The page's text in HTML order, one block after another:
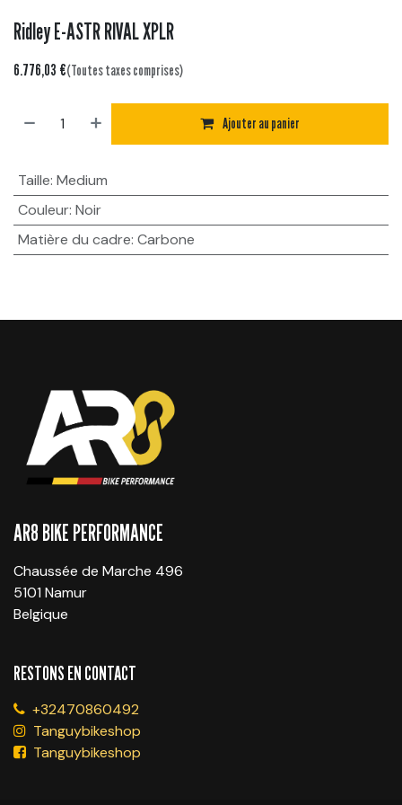
Ridley E-ASTR RIVAL XPLR
6.776,03 €(Toutes taxes comprises)
Ajouter au panier
Taille: Medium
Couleur: Noir
Matière du cadre: Carbone
AR8 BIKE PERFORMANCE
Chaussée de Marche 496
5101 Namur
Belgique
RESTONS EN CONTACT
+32470860492
Tanguybikeshop
Tanguybikeshop